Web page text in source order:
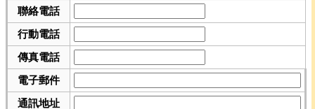
聯絡電話
行動電話
傳真電話
電子郵件
通訊地址